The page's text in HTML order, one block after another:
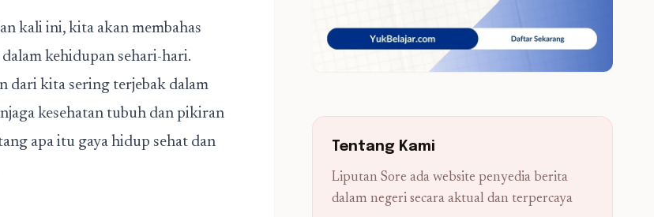
kali ini, kita akan membahas
kehidupan sehari-hari.
dari kita sering terjebak dalam
kesehatan tubuh dan pikiran
apa itu gaya hidup sehat dan
Tentang Kami
Liputan Sore ada website penyedia berita
dalam negeri secara aktual dan terpercaya